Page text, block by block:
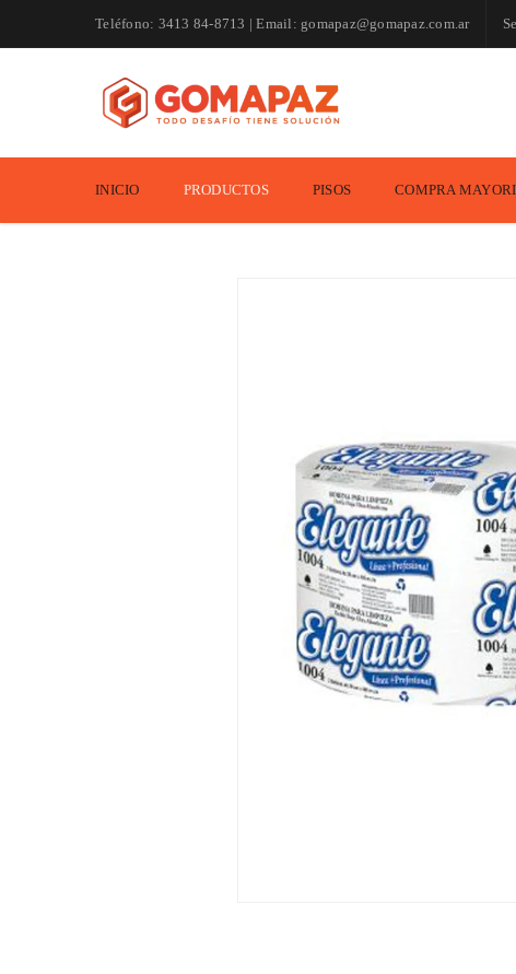
Teléfono: 3413 84-8713 | Email: gomapaz@gomapaz.com.ar
INICIO PRODUCTOS PISOS COMPRA